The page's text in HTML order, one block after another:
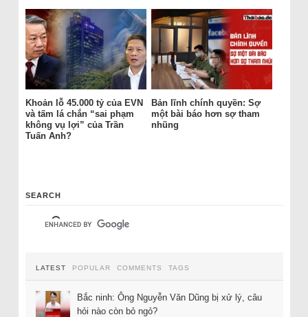
Khoản lỗ 45.000 tỷ của EVN
và tấm lá chắn “sai phạm
không vụ lợi” của Trần
Tuấn Anh?
Bản lĩnh chính quyền: Sợ
một bài báo hơn sợ tham
nhũng
SEARCH
LATEST POPULAR COMMENTS TAGS
Bắc ninh: Ông Nguyễn Văn Dũng bị xử lý, câu
hỏi nào còn bỏ ngỏ?